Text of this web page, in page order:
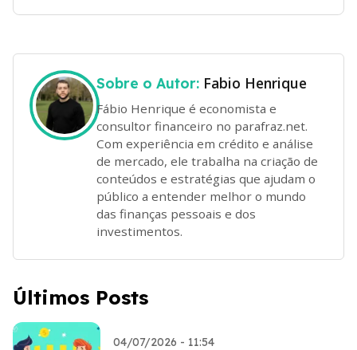
Sobre o Autor: Fabio Henrique
Fábio Henrique é economista e
consultor financeiro no parafraz.net.
Com experiência em crédito e análise
de mercado, ele trabalha na criação de
conteúdos e estratégias que ajudam o
público a entender melhor o mundo
das finanças pessoais e dos
investimentos.
Últimos Posts
04/07/2026 - 11:54